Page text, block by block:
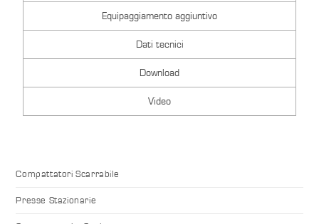
Equipaggiamento aggiuntivo
Dati tecnici
Download
Video
Compattatori Scarrabile
Presse Stazionarie